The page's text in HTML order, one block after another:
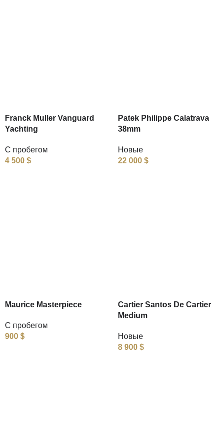
Franck Muller Vanguard
Yachting
С пробегом
4 500 $
Patek Philippe Calatrava
38mm
Новые
22 000 $
Maurice Masterpiece
С пробегом
900 $
Cartier Santos De Cartier
Medium
Новые
8 900 $